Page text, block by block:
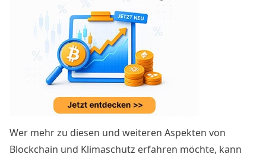
Wer mehr zu diesen und weiteren Aspekten von
Blockchain und Klimaschutz erfahren möchte, kann